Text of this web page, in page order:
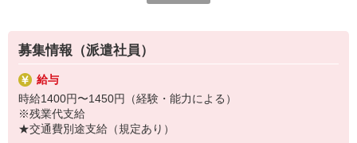
事務、経理、データ入力、コールセンター、受付
▼工場・製造・軽作業系
機械/食品製造・梱包・仕分け・加工・組立・検査
▼美容系
眉毛サロンのアイブロウ・ネイリスト・エステ
▼営業・販売
法人営業・アパレル販売・個別指導塾・人材紹介
▼人気案件も多数♪
満足度◎
■携帯やインターネット販売業務
docomo(ドコモ)/au(エーユー)・KDDI/softbank(ソフトバンク)など
の大手キャリアから
ワイモバイル(Y!mobille)、楽天モバイル、UQなど格安スマホまで幅
広く紹介可能♪
募集情報（派遣社員）
給与
時給1400円〜1450円（経験・能力による）
※残業代支給
★交通費別途支給（規定あり）